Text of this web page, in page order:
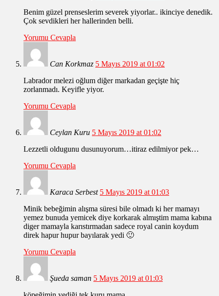
Benim güzel prenseslerim severek yiyorlar.. ikinciye denedik.
Çok sevdikleri her hallerinden belli.
Yorumu Cevapla
Can Korkmaz 5 Mayıs 2019 at 01:02
Labrador melezi oğlum diğer markadan geçişte hiç
zorlanmadı. Keyifle yiyor.
Yorumu Cevapla
Ceylan Kuru 5 Mayıs 2019 at 01:02
Lezzetli oldugunu dusunuyorum…itiraz edilmiyor pek…
Yorumu Cevapla
Karaca Serbest 5 Mayıs 2019 at 01:03
Minik bebeğimin alışma süresi bile olmadı ki her mamayı
yemez bunuda yemicek diye korkarak almıştim mama kabına
diger mamayla karıstırmadan sadece royal canin koydum
direk hapur hupur bayılarak yedi 🙂
Yorumu Cevapla
Şueda saman 5 Mayıs 2019 at 01:03